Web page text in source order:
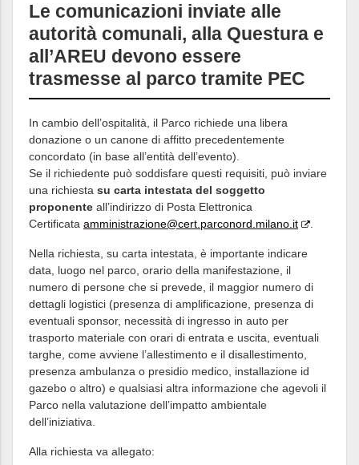
Le comunicazioni inviate alle
autorità comunali, alla Questura e
all’AREU devono essere
trasmesse al parco tramite PEC
In cambio dell’ospitalità, il Parco richiede una libera
donazione o un canone di affitto precedentemente
concordato (in base all’entità dell’evento).
Se il richiedente può soddisfare questi requisiti, può inviare
una richiesta su carta intestata del soggetto
proponente all’indirizzo di Posta Elettronica
Certificata amministrazione@cert.parconord.milano.it
Nella richiesta, su carta intestata, è importante indicare
data, luogo nel parco, orario della manifestazione, il
numero di persone che si prevede, il maggior numero di
dettagli logistici (presenza di amplificazione, presenza di
eventuali sponsor, necessità di ingresso in auto per
trasporto materiale con orari di entrata e uscita, eventuali
targhe, come avviene l’allestimento e il disallestimento,
presenza ambulanza o presidio medico, installazione id
gazebo o altro) e qualsiasi altra informazione che agevoli il
Parco nella valutazione dell’impatto ambientale
dell’iniziativa.
Alla richiesta va allegato: